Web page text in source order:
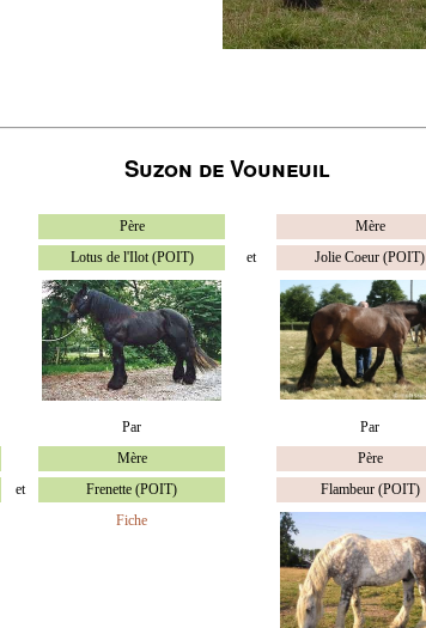
Suzon de Vouneuil
Père
Mère
Lotus de l'Ilot (POIT)
et Jolie Coeur (POIT)
Par
Par
Mère Père
et Frenette (POIT) Flambeur (POIT)
Fiche